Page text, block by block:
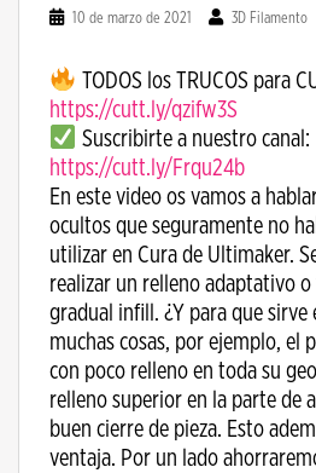
10 de marzo de 2021 3D Filamento
TODOS los TRUCOS para
https://cutt.ly/qzifw3S
Suscribirte a nuestro canal:
https://cutt.ly/Frqu24b
En este video os vamos a
ocultos que seguramente no
utilizar en Cura de Ultimaker.
realizar un relleno adaptativo
gradual infill. ¿Y para que sirve
muchas cosas, por ejemplo, el
con poco relleno en toda su
relleno superior en la parte de
buen cierre de pieza. Esto
ventaja. Por un lado